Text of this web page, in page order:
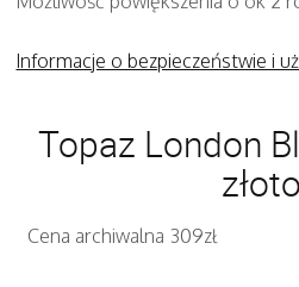
Informacje o bezpieczeństwie i
Topaz London
złoto
Cena archiwalna 309zł